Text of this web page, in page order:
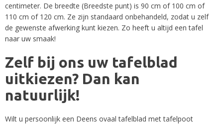
centimeter. De breedte (Breedste punt) is 90 cm of 100 cm of
110 cm of 120 cm. Ze zijn standaard onbehandeld, zodat u zelf
de gewenste afwerking kunt kiezen. Zo heeft u altijd een tafel
naar uw smaak!
Zelf bij ons uw tafelblad
uitkiezen? Dan kan
natuurlijk!
Wilt u persoonlijk een Deens ovaal tafelblad met tafelpoot